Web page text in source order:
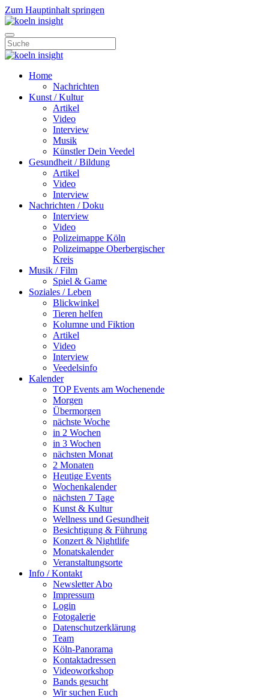
Zum Hauptinhalt springen
Home
Nachrichten
Kunst / Kultur
Artikel
Video
Interview
Musik
Künstler Dein Veedel
Gesundheit / Bildung
Artikel
Video
Interview
Nachrichten / Doku
Interview
Video
Polizeimappe Köln
Polizeimappe Oberbergischer
Kreis
Musik / Film
Spiel & Game
Soziales / Leben
Blickwinkel
Tieren helfen
Kolumne und Fiktion
Artikel
Video
Interview
Veedelsinfo
Kalender
TOP Events am Wochenende
Morgen
Übermorgen
nächste Woche
in 2 Wochen
in 3 Wochen
nächsten Monat
2 Monaten
Heutige Events
Wochenkalender
nächsten 7 Tage
Kunst & Kultur
Wellness und Gesundheit
Besichtigung & Führung
Konzert & Nightlife
Monatskalender
Veranstaltungsorte
Info / Kontakt
Newsletter Abo
Impressum
Login
Fotogalerie
Datenschutzerklärung
Team
Köln-Panorama
Kontaktadressen
Videoworkshop
Bands gesucht
Wir suchen Euch